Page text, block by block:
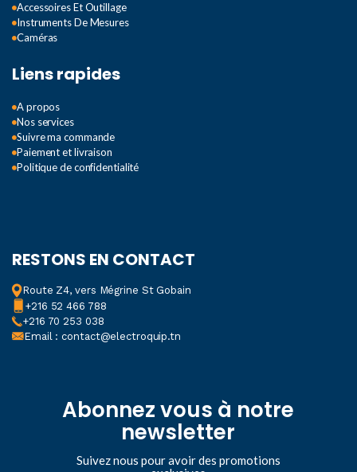
Accessoires Et Outillage
Instruments De Mesures
Caméras
Liens rapides
A propos
Nos services
Suivre ma commande
Paiement et livraison
Politique de confidentialité
RESTONS EN CONTACT
Route Z4, vers Mégrine St Gobain
+216 52 466 788
+216 70 253 038
Email : contact@electroquip.tn
Abonnez vous à notre
newsletter
Suivez nous pour avoir des promotions